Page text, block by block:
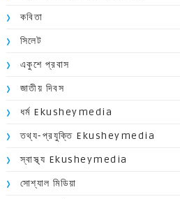
কবিতা
সিলেট
একুশে প্রবাস
জাতীয় দিবস
ধর্ম Ekusheymedia
তথ্য-প্রযুক্তি Ekusheymedia
স্বাস্থ্য Ekusheymedia
সোশ্যাল মিডিয়া